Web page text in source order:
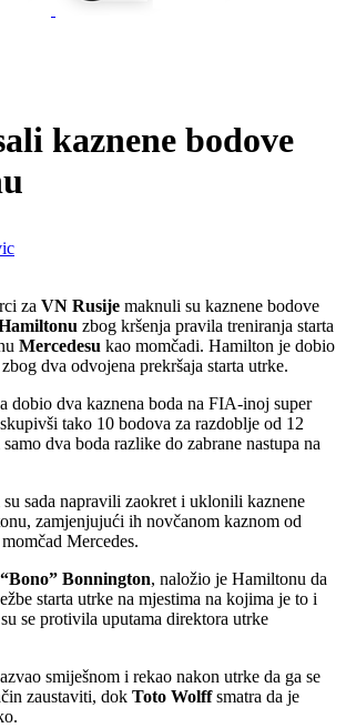
kaznene bodove
za VN Rusije maknuli su kaznene bodove
zbog kršenja pravila treniranja starta
Mercedesu kao momčadi. Hamilton je dobio
dva odvojena prekršaja starta utrke.
dobio dva kaznena boda na FIA-inoj super
tako 10 bodova za razdoblje od 12
dva boda razlike do zabrane nastupa na
sada napravili zaokret i uklonili kaznene
zamjenjujući ih novčanom kaznom od
Mercedes.
Bonnington, naložio je Hamiltonu da
starta utrke na mjestima na kojima je to i
se protivila uputama direktora utrke
smiješnom i rekao nakon utrke da ga se
zaustaviti, dok Toto Wolffsmatra da je